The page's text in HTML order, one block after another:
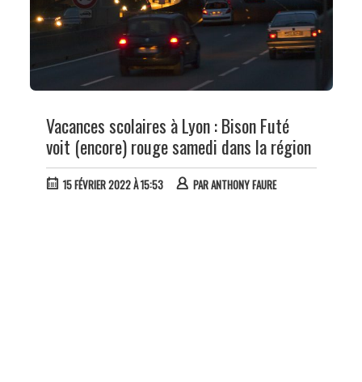
Vacances scolaires à Lyon : Bison Futé
voit (encore) rouge samedi dans la région
15 FÉVRIER 2022 À 15:53 PARANTHONY FAURE